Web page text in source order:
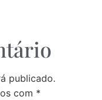
publicado.
com *